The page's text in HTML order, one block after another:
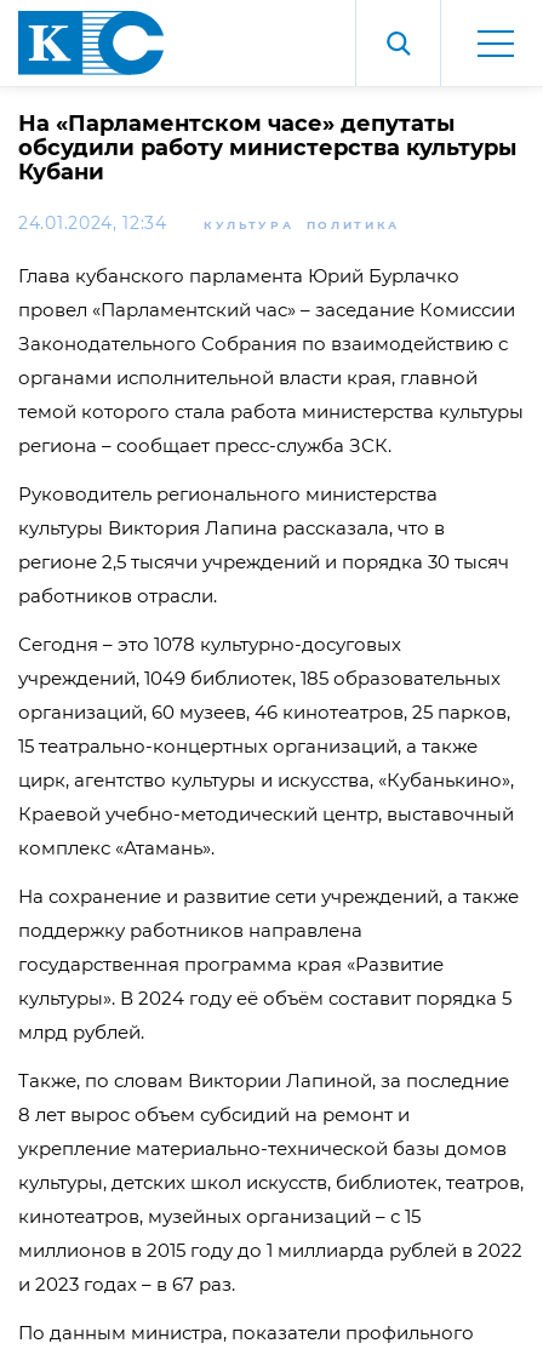
На «Парламентском часе» депутаты
обсудили работу министерства культуры
Кубани
24.01.2024, 12:34 КУЛЬТУРА ПОЛИТИКА
Глава кубанского парламента Юрий Бурлачко
провел «Парламентский час» – заседание Комиссии
Законодательного Собрания по взаимодействию с
органами исполнительной власти края, главной
темой которого стала работа министерства культуры
региона – сообщает пресс-служба ЗСК.
Руководитель регионального министерства
культуры Виктория Лапина рассказала, что в
регионе 2,5 тысячи учреждений и порядка 30 тысяч
работников отрасли.
Сегодня – это 1078 культурно-досуговых
учреждений, 1049 библиотек, 185 образовательных
организаций, 60 музеев, 46 кинотеатров, 25 парков,
15 театрально-концертных организаций, а также
цирк, агентство культуры и искусства, «Кубанькино»,
Краевой учебно-методический центр, выставочный
комплекс «Атамань».
На сохранение и развитие сети учреждений, а также
поддержку работников направлена
государственная программа края «Развитие
культуры». В 2024 году её объём составит порядка 5
млрд рублей.
Также, по словам Виктории Лапиной, за последние
8 лет вырос объем субсидий на ремонт и
укрепление материально-технической базы домов
культуры, детских школ искусств, библиотек, театров,
кинотеатров, музейных организаций – с 15
миллионов в 2015 году до 1 миллиарда рублей в 2022
и 2023 годах – в 67 раз.
По данным министра, показатели профильного